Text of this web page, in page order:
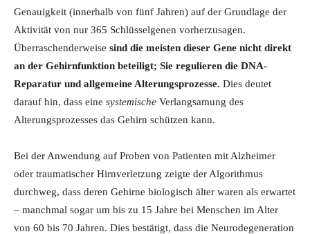
Genauigkeit (innerhalb von fünf Jahren) auf der Grundlage der
Aktivität von nur 365 Schlüsselgenen vorherzusagen.
Überraschenderweise sind die meisten dieser Gene nicht direkt
an der Gehirnfunktion beteiligt; Sie regulieren die DNA-
Reparatur und allgemeine Alterungsprozesse. Dies deutet
darauf hin, dass eine systemische Verlangsamung des
Alterungsprozesses das Gehirn schützen kann.
Bei der Anwendung auf Proben von Patienten mit Alzheimer
oder traumatischer Hirnverletzung zeigte der Algorithmus
durchweg, dass deren Gehirne biologisch älter waren als erwartet
– manchmal sogar um bis zu 15 Jahre bei Menschen im Alter
von 60 bis 70 Jahren. Dies bestätigt, dass die Neurodegeneration